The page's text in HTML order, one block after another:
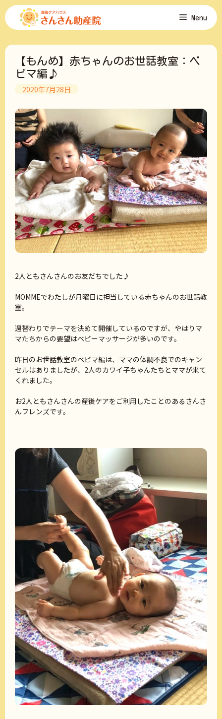
コ
ン
ツ
Menu
【もんめ】赤ちゃんのお世話教室：ベ
ビマ編♪
2020年7月28日
2人ともさんさんのお友だちでした♪
MOMMEでわたしが月曜日に担当している赤ちゃんのお世話教
室。
週替わりでテーマを決めて開催しているのですが、やはりマ
マたちからの要望はベビーマッサージが多いのです。
昨日のお世話教室のベビマ編は、ママの体調不良でのキャン
セルはありましたが、2人のカワイ子ちゃんたちとママが来て
くれました。
お2人ともさんさんの産後ケアをご利用したことのあるさんさ
んフレンズです。